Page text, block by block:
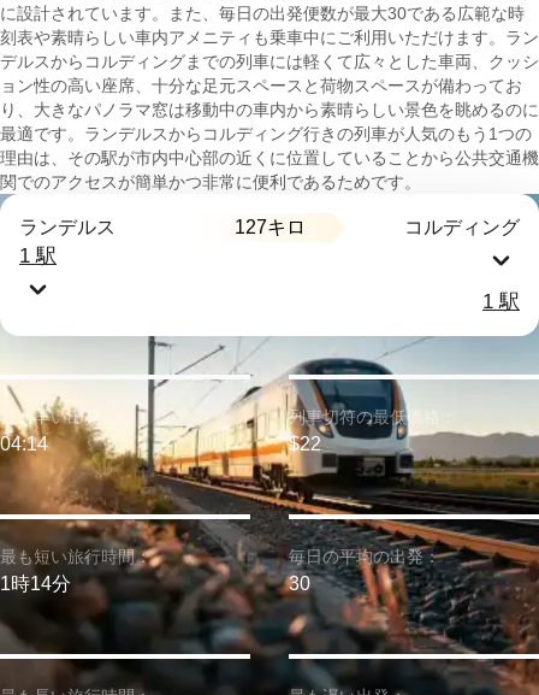
に設計されています。また、毎日の出発便数が最大30である広範な時
刻表や素晴らしい車内アメニティも乗車中にご利用いただけます。ラン
デルスからコルディングまでの列車には軽くて広々とした車両、クッシ
ョン性の高い座席、十分な足元スペースと荷物スペースが備わってお
り、大きなパノラマ窓は移動中の車内から素晴らしい景色を眺めるのに
最適です。ランデルスからコルディング行きの列車が人気のもう1つの
理由は、その駅が市内中心部の近くに位置していることから公共交通機
関でのアクセスが簡単かつ非常に便利であるためです。
ランデルス 127キロ コルディング
1 駅
1 駅
最も短い旅行時間：
1時14分
最も早い出発：
04:14
列車切符の最低価格：
$22
毎日の平均の出発：
30